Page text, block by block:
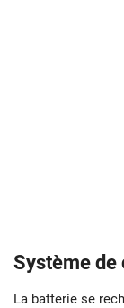
Système de
La batterie se